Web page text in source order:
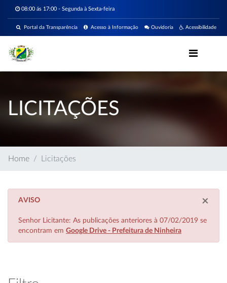
08:00 ás 17:00 - Segunda à Sexta-feira
Acessibilidade
Ouvidoria
Acesso à Informação
Portal da Transparência
LICITAÇÕES
Home Licitações
×
AVISO
Senhor Licitante: As publicações anteriores à 07/02/2019 se
encontram em Google Drive - Prefeitura de Ninheira